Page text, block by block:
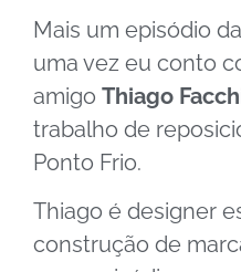
Mais um episódio
uma vez eu conto
amigo Thiago
trabalho de
Ponto Frio.
Thiago é designer
construção de